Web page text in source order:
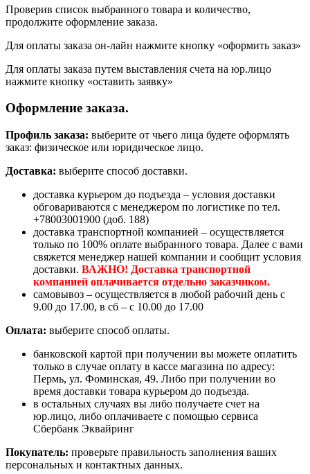
Проверив список выбранного товара и количество,
продолжите оформление заказа.
Для оплаты заказа он-лайн нажмите кнопку «оформить заказ»
Для оплаты заказа путем выставления счета на юр.лицо
нажмите кнопку «оставить заявку»
Оформление заказа.
Профиль заказа: выберите от чьего лица будете оформлять
заказ: физическое или юридическое лицо.
Доставка: выберите способ доставки.
доставка курьером до подъезда – условия доставки
обговариваются с менеджером по логистике по тел.
+78003001900 (доб. 188)
доставка транспортной компанией – осуществляется
только по 100% оплате выбранного товара. Далее с вами
свяжется менеджер нашей компании и сообщит условия
доставки. ВАЖНО! Доставка транспортной
компанией оплачивается отдельно заказчиком.
самовывоз – осуществляется в любой рабочий день с
9.00 до 17.00, в сб – с 10.00 до 17.00
Оплата: выберите способ оплаты.
банковской картой при получении вы можете оплатить
только в случае оплату в кассе магазина по адресу:
Пермь, ул. Фоминская, 49. Либо при получении во
время доставки товара курьером до подъезда.
в остальных случаях вы либо получаете счет на
юр.лицо, либо оплачиваете с помощью сервиса
Сбербанк Эквайринг
Покупатель: проверьте правильность заполнения ваших
персональных и контактных данных.